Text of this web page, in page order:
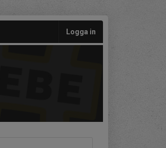
Logga in